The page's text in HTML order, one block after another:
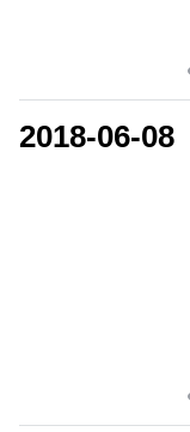
2018-06-08